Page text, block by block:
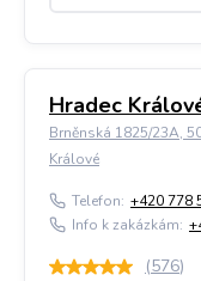
Hradec
Brněnská 1825/23A,
Králové
Telefon: +420 778
Info k zakázkám:
(576)